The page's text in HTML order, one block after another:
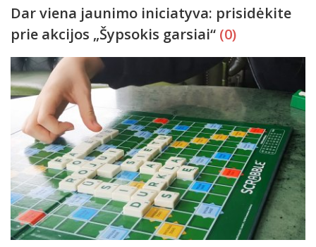
Dar viena jaunimo iniciatyva: prisidėkite
prie akcijos „Šypsokis garsiai“ (0)